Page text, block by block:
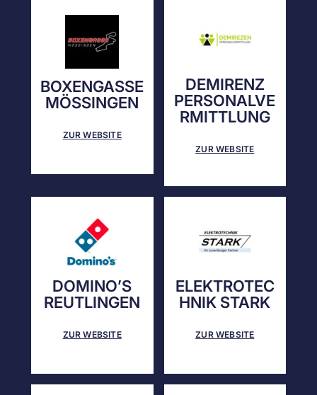
BOXENGASSE
MÖSSINGEN
ZUR WEBSITE
DEMIRENZ
PERSONALVE
RMITTLUNG
ZUR WEBSITE
DOMINO’S
REUTLINGEN
ZUR WEBSITE
ELEKTROTEC
HNIK STARK
ZUR WEBSITE